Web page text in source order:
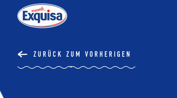
ZURÜCK ZUM VORHERIGEN